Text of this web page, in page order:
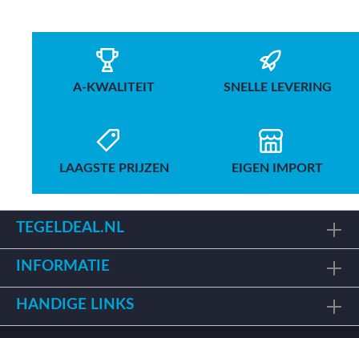
A-KWALITEIT SNELLE LEVERING
LAAGSTE PRIJZEN EIGEN IMPORT
TEGELDEAL.NL
INFORMATIE
HANDIGE LINKS